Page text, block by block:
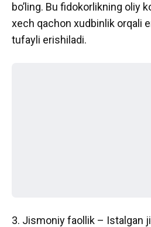
bo’ling. Bu fidokorlikning oliy
xech qachon xudbinlik orqali
tufayli erishiladi.
3. Jismoniy faollik – Istalgan